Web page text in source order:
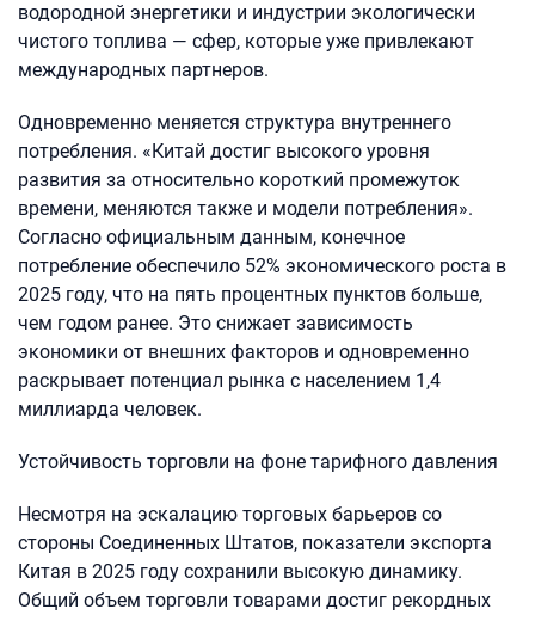
водородной энергетики и индустрии экологически
чистого топлива — сфер, которые уже привлекают
международных партнеров.
Одновременно меняется структура внутреннего
потребления. «Китай достиг высокого уровня
развития за относительно короткий промежуток
времени, меняются также и модели потребления».
Согласно официальным данным, конечное
потребление обеспечило 52% экономического роста в
2025 году, что на пять процентных пунктов больше,
чем годом ранее. Это снижает зависимость
экономики от внешних факторов и одновременно
раскрывает потенциал рынка с населением 1,4
миллиарда человек.
Устойчивость торговли на фоне тарифного давления
Несмотря на эскалацию торговых барьеров со
стороны Соединенных Штатов, показатели экспорта
Китая в 2025 году сохранили высокую динамику.
Общий объем торговли товарами достиг рекордных